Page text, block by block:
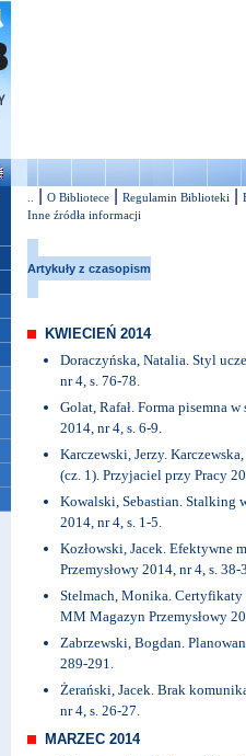
O Bibliotece| Regulamin Biblioteki
Inne źródła informacji
Artykuły z czasopism
KWIECIEŃ 2014
Doraczyńska, Natalia. Styl
nr 4, s. 76-78.
Golat, Rafał. Forma pisemna
2014, nr 4, s. 6-9.
Karczewski, Jerzy.
(cz. 1). Przyjaciel przy Pracy
Kowalski, Sebastian. Stalking
2014, nr 4, s. 1-5.
Kozłowski, Jacek. Efektywne
Przemysłowy 2014, nr 4, s. 38-
Stelmach, Monika. Certyfikaty
MM Magazyn Przemysłowy
Zabrzewski, Bogdan.
289-291.
Żerański, Jacek. Brak
nr 4, s. 26-27.
MARZEC 2014